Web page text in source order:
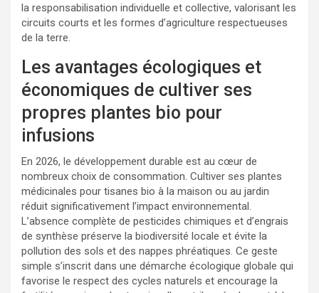
la responsabilisation individuelle et collective, valorisant les
circuits courts et les formes d’agriculture respectueuses
de la terre.
Les avantages écologiques et
économiques de cultiver ses
propres plantes bio pour
infusions
En 2026, le développement durable est au cœur de
nombreux choix de consommation. Cultiver ses plantes
médicinales pour tisanes bio à la maison ou au jardin
réduit significativement l’impact environnemental.
L’absence complète de pesticides chimiques et d’engrais
de synthèse préserve la biodiversité locale et évite la
pollution des sols et des nappes phréatiques. Ce geste
simple s’inscrit dans une démarche écologique globale qui
favorise le respect des cycles naturels et encourage la